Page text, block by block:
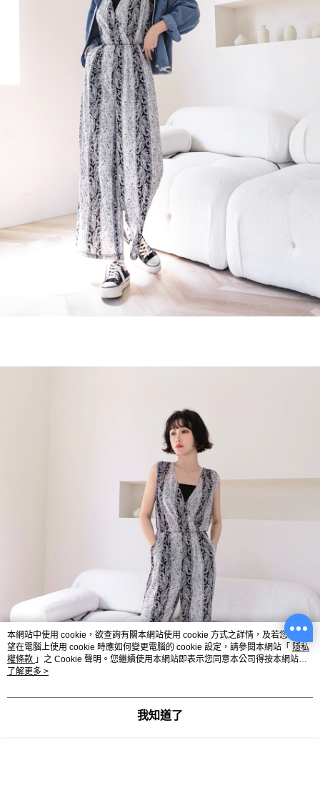
本網站中使用 cookie，欲查詢有關本網站使用 cookie 方式之詳情，及若您不希
望在電腦上使用 cookie 時應如何變更電腦的 cookie 設定，請參閱本網站「 隱私
權條款 」之 Cookie 聲明。您繼續使用本網站即表示您同意本公司得按本網站使
用條款之 Cookie 聲明使用 cookie。
了解更多 >
我知道了